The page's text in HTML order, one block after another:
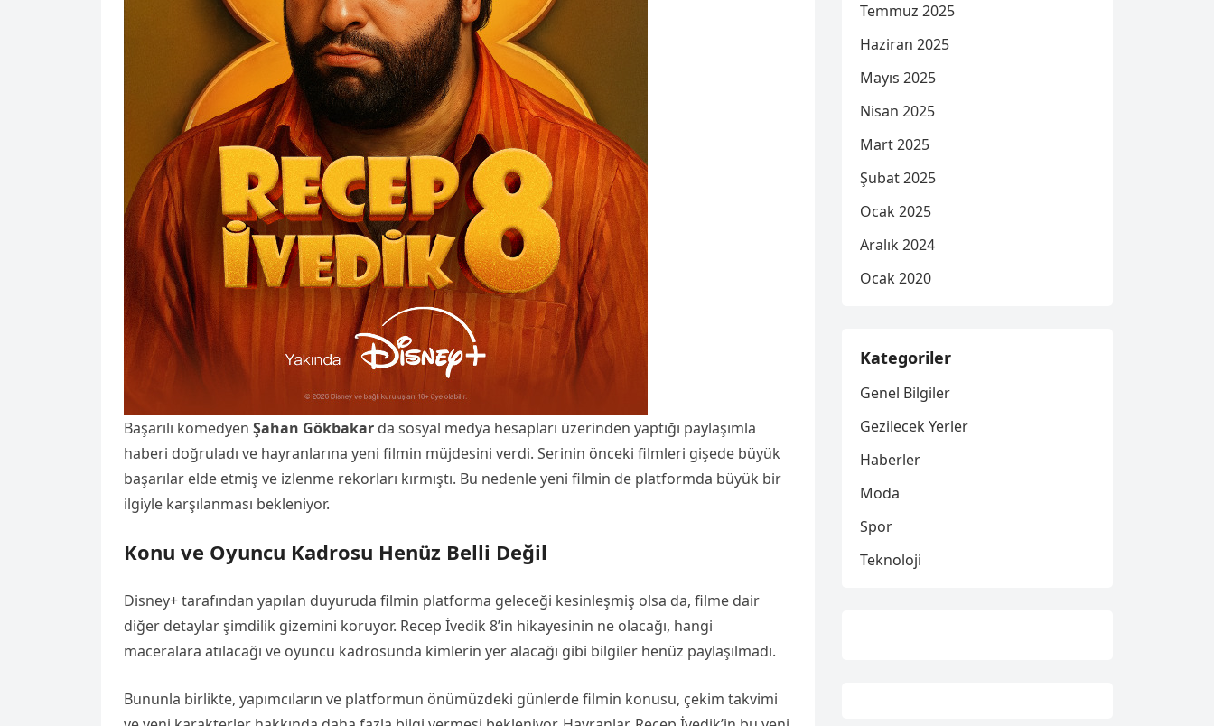
Başarılı komedyen Şahan Gökbakar da sosyal medya hesapları üzerinden yaptığı paylaşımla
haberi doğruladı ve hayranlarına yeni filmin müjdesini verdi. Serinin önceki filmleri gişede büyük
başarılar elde etmiş ve izlenme rekorları kırmıştı. Bu nedenle yeni filmin de platformda büyük bir
ilgiyle karşılanması bekleniyor.
Konu ve Oyuncu Kadrosu Henüz Belli Değil
Disney+ tarafından yapılan duyuruda filmin platforma geleceği kesinleşmiş olsa da, filme dair
diğer detaylar şimdilik gizemini koruyor. Recep İvedik 8’in hikayesinin ne olacağı, hangi
maceralara atılacağı ve oyuncu kadrosunda kimlerin yer alacağı gibi bilgiler henüz paylaşılmadı.
Bununla birlikte, yapımcıların ve platformun önümüzdeki günlerde filmin konusu, çekim takvimi
Temmuz 2025
Haziran 2025
Mayıs 2025
Nisan 2025
Mart 2025
Şubat 2025
Ocak 2025
Aralık 2024
Ocak 2020
Kategoriler
Genel Bilgiler
Gezilecek Yerler
Haberler
Moda
Spor
Teknoloji